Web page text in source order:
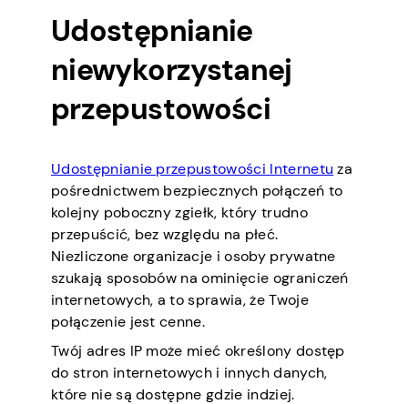
Udostępnianie
niewykorzystanej
przepustowości
Udostępnianie przepustowości Internetu za
pośrednictwem bezpiecznych połączeń to
kolejny poboczny zgiełk, który trudno
przepuścić, bez względu na płeć.
Niezliczone organizacje i osoby prywatne
szukają sposobów na ominięcie ograniczeń
internetowych, a to sprawia, że Twoje
połączenie jest cenne.
Twój adres IP może mieć określony dostęp
do stron internetowych i innych danych,
które nie są dostępne gdzie indziej.